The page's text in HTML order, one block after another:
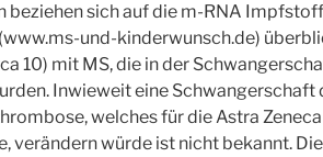
beziehen sich auf die m-RNA
und-kinderwunsch.de)
10) mit MS, die in der
Inwieweit eine Schwangerschaft
welches für die Astra
verändern würde ist nicht bekannt.